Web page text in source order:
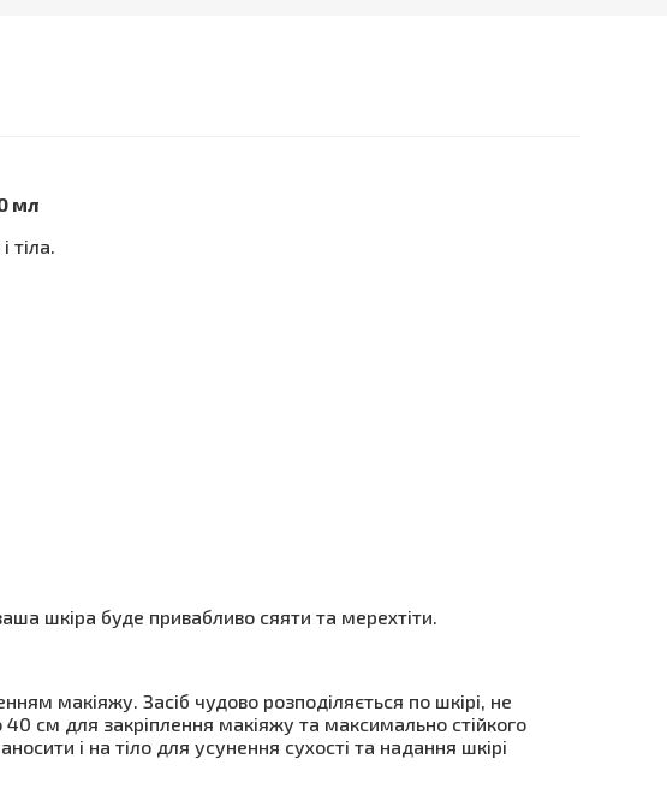
мл
тіла.
шкіра буде привабливо сяяти та мерехтіти.
макіяжу. Засіб чудово розподіляється по шкірі, не
см для закріплення макіяжу та максимально стійкого
і на тіло для усунення сухості та надання шкірі